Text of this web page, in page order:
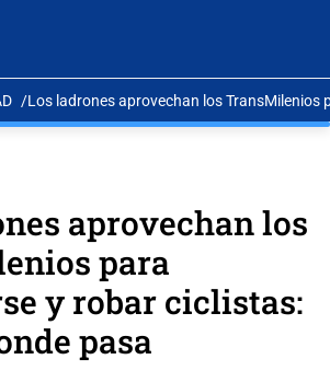
Los ladrones aprovechan los TransMilenios
aprovechan los
para
y robar ciclistas:
pasa